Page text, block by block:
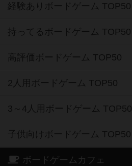
経験ありボードゲーム TOP50
持ってるボードゲーム TOP50
高評価ボードゲーム TOP50
2人用ボードゲーム TOP50
3～4人用ボードゲーム TOP50
子供向けボードゲーム TOP50
ボードゲームカフェ